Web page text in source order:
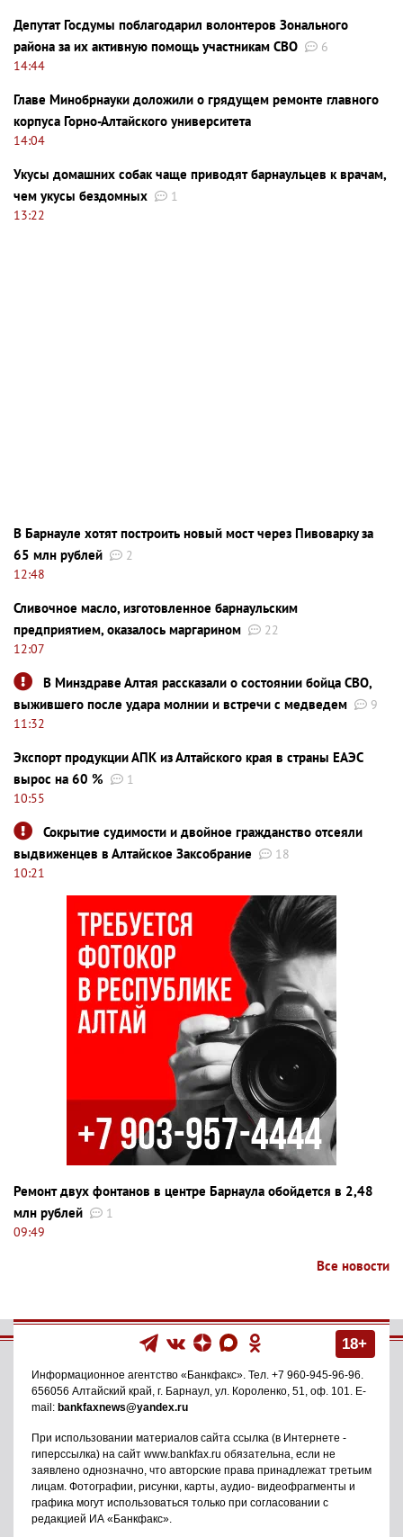
Депутат Госдумы поблагодарил волонтеров Зонального
района за их активную помощь участникам СВО
6
14:44
Главе Минобрнауки доложили о грядущем ремонте главного
корпуса Горно-Алтайского университета
14:04
Укусы домашних собак чаще приводят барнаульцев к врачам,
чем укусы бездомных
1
13:22
В Барнауле хотят построить новый мост через Пивоварку за
65 млн рублей
2
12:48
Сливочное масло, изготовленное барнаульским
предприятием, оказалось маргарином
22
12:07
В Минздраве Алтая рассказали о состоянии бойца СВО,
выжившего после удара молнии и встречи с медведем
9
11:32
Экспорт продукции АПК из Алтайского края в страны ЕАЭС
вырос на 60 %
1
10:55
Сокрытие судимости и двойное гражданство отсеяли
выдвиженцев в Алтайское Заксобрание
18
10:21
Ремонт двух фонтанов в центре Барнаула обойдется в 2,48
млн рублей
1
09:49
Все новости
18+
Информационное агентство «Банкфакс» . Тел. +7 960-945-96-96
656056 Алтайский край, г. Барнаул ул. Короленко, 51, оф. 101
. E-
mail: bankfaxnews@yandex.ru
При использовании материалов сайта ссылка (в Интернете -
гиперссылка) на сайт www.bankfax.ru обязательна, если не
заявлено однозначно, что авторские права принадлежат третьим
лицам. Фотографии, рисунки, карты, аудио- видеофрагменты и
графика могут использоваться только при согласовании с
редакцией ИА «Банкфакс».